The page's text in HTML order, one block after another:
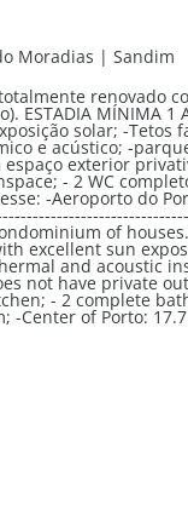
Moradias | Sandim
renovado
Vistas
-caixilharias novas topo de gama,
em frente à moradia, não inclui
-Aeroporto do
(Use License Exempt)..
-outdoor parking for 1 car in front of
-Center of Porto: